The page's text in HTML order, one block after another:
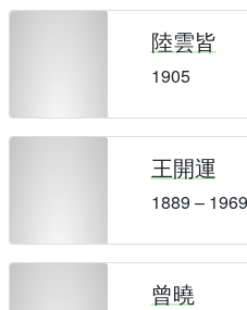
陸雲皆
1905
王開運
1889 – 1969
曾曉